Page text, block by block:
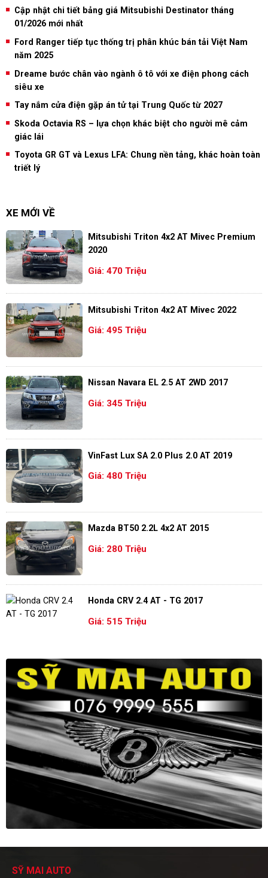
Cập nhật chi tiết bảng giá Mitsubishi Destinator tháng
01/2026 mới nhất
Ford Ranger tiếp tục thống trị phân khúc bán tải Việt Nam
năm 2025
Dreame bước chân vào ngành ô tô với xe điện phong cách
siêu xe
Tay nắm cửa điện gặp án tử tại Trung Quốc từ 2027
Skoda Octavia RS – lựa chọn khác biệt cho người mê cảm
giác lái
Toyota GR GT và Lexus LFA: Chung nền tảng, khác hoàn toàn
triết lý
XE MỚI VỀ
Mitsubishi Triton 4x2 AT Mivec Premium
2020
Giá: 470 Triệu
Mitsubishi Triton 4x2 AT Mivec 2022
Giá: 495 Triệu
Nissan Navara EL 2.5 AT 2WD 2017
Giá: 345 Triệu
VinFast Lux SA 2.0 Plus 2.0 AT 2019
Giá: 480 Triệu
Mazda BT50 2.2L 4x2 AT 2015
Giá: 280 Triệu
Honda CRV 2.4 AT - TG 2017
Giá: 515 Triệu
SỸ MAI AUTO